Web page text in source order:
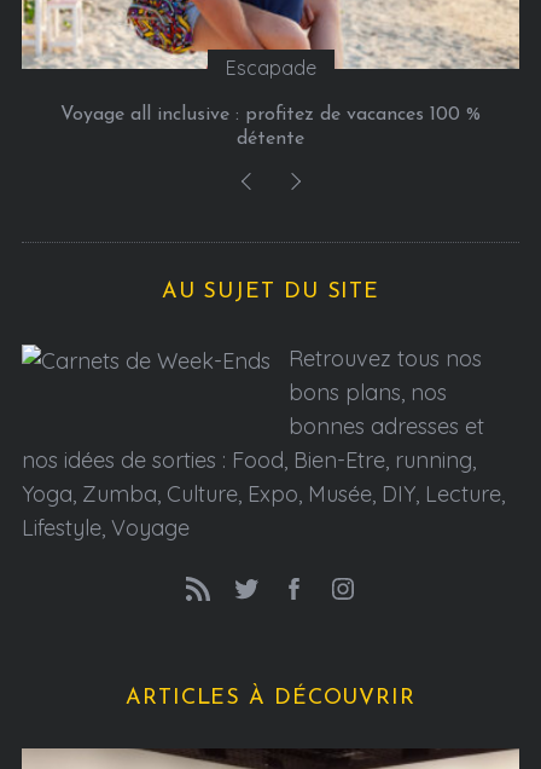
Escapade
Voyage all inclusive : profitez de vacances 100 %
détente
AU SUJET DU SITE
Retrouvez tous nos
bons plans, nos
bonnes adresses et
nos idées de sorties : Food, Bien-Etre, running,
Yoga, Zumba, Culture, Expo, Musée, DIY, Lecture,
Lifestyle, Voyage
ARTICLES À DÉCOUVRIR